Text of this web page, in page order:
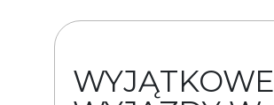
WYJĄTKOWE